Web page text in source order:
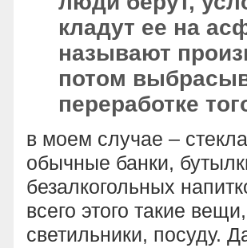
кладут ее на
называют
потом
переработке
в моем случае –
обычные банки,
безалкогольных
всего этого такие
светильники, посуду.